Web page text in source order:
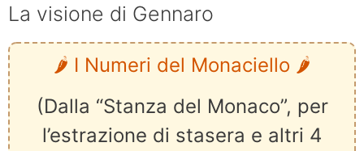
La visione di Gennaro
🌶️ I Numeri del Monaciello 🌶️
(Dalla “Stanza del Monaco”, per
l’estrazione di stasera e altri 4